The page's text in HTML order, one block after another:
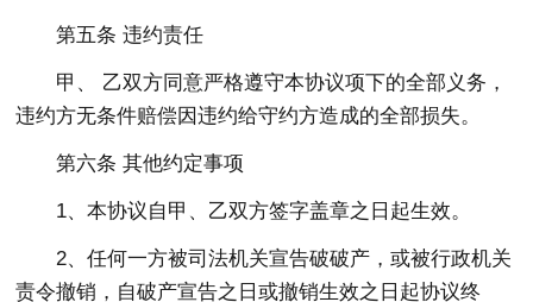
第五条 违约责任
甲、 乙双方同意严格遵守本协议项下的全部义务，
违约方无条件赔偿因违约给守约方造成的全部损失。
第六条 其他约定事项
1、本协议自甲、乙双方签字盖章之日起生效。
2、任何一方被司法机关宣告破破产，或被行政机关
责令撤销，自破产宣告之日或撤销生效之日起协议终